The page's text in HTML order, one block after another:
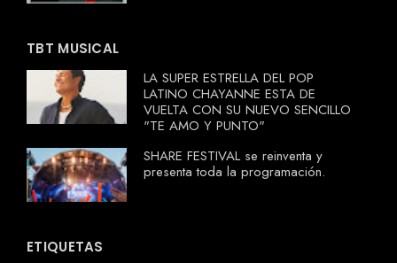
TBT MUSICAL
LA SUPER ESTRELLA DEL POP
LATINO CHAYANNE ESTA DE
VUELTA CON SU NUEVO SENCILLO
"TE AMO Y PUNTO"
SHARE FESTIVAL se reinventa y
presenta toda la programación.
ETIQUETAS